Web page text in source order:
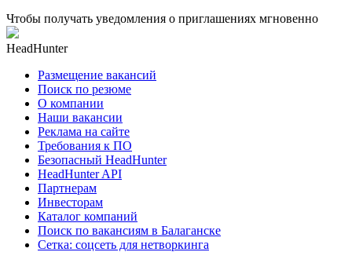
Чтобы получать уведомления о приглашениях мгновенно
HeadHunter
Размещение вакансий
Поиск по резюме
О компании
Наши вакансии
Реклама на сайте
Требования к ПО
Безопасный HeadHunter
HeadHunter API
Партнерам
Инвесторам
Каталог компаний
Поиск по вакансиям в Балаганске
Сетка: соцсеть для нетворкинга